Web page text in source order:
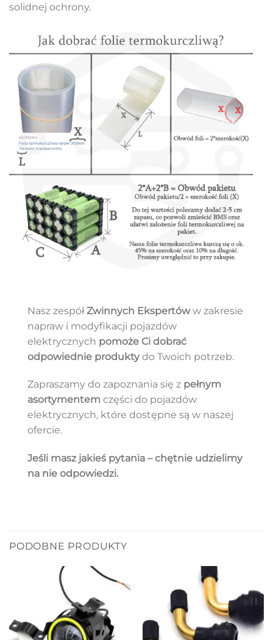
solidnej ochrony.
Nasz zespół Zwinnych Ekspertóww zakresie
napraw i modyfikacji pojazdów
elektrycznych pomoże Ci dobrać
odpowiednie produktydo Twoich potrzeb.
Zapraszamy do zapoznania się z pełnym
asortymentem części do pojazdów
elektrycznych, które dostępne są w naszej
ofercie.
Jeśli masz jakieś pytania – chętnie udzielimy
na nie odpowiedzi.
PODOBNE PRODUKTY